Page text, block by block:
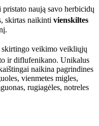
naują savo herbicidų
skirtas naikinti vienskiltes
skirtingo veikimo veikliųjų
ir diflufenikano. Unikalus
naikina pagrindines
vienmetes migles,
rugiagėles, notreles